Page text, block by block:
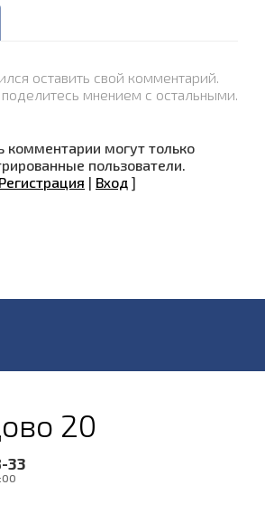
оставить свой комментарий.
мнением с остальными.
комментарии могут только
пользователи.
Регистрация | Вход ]
20
33